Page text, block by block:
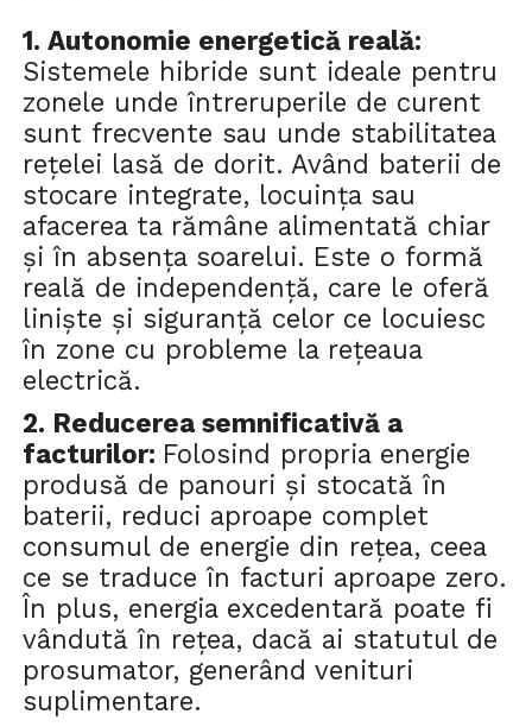
1. Autonomie energetică reală:
Sistemele hibride sunt ideale pentru
zonele unde întreruperile de curent
sunt frecvente sau unde stabilitatea
rețelei lasă de dorit. Având baterii de
stocare integrate, locuința sau
afacerea ta rămâne alimentată chiar
și în absența soarelui. Este o formă
reală de independență, care le oferă
liniște și siguranță celor ce locuiesc
în zone cu probleme la rețeaua
electrică.
2. Reducerea semnificativă a
facturilor: Folosind propria energie
produsă de panouri și stocată în
baterii, reduci aproape complet
consumul de energie din rețea, ceea
ce se traduce în facturi aproape zero.
În plus, energia excedentară poate fi
vândută în rețea, dacă ai statutul de
prosumator, generând venituri
suplimentare.